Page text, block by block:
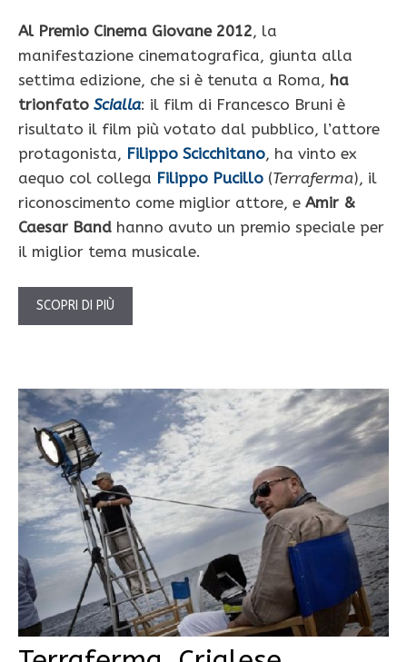
Al Premio Cinema Giovane 2012, la
manifestazione cinematografica, giunta alla
settima edizione, che si è tenuta a Roma, ha
trionfato Scialla: il film di Francesco Bruni è
risultato il film più votato dal pubblico, l’attore
protagonista, Filippo Scicchitano, ha vinto ex
aequo col collega Filippo Pucillo (Terraferma), il
riconoscimento come miglior attore, e Amir &
Caesar Band hanno avuto un premio speciale per
il miglior tema musicale.
SCOPRI DI PIÙ